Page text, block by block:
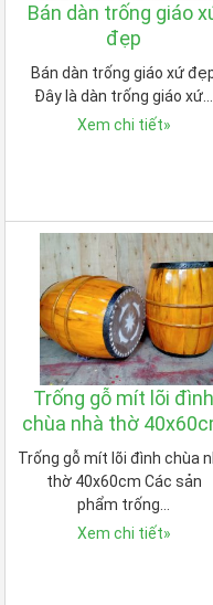
Bán dàn trống giáo
đẹp
Bán dàn trống giáo xứ
Đây là dàn trống giáo xứ…
Xem chi tiết»
Trống gỗ mít lõi đình
chùa nhà thờ
Trống gỗ mít lõi đình chùa
thờ 40x60cm Các sản
phẩm trống…
Xem chi tiết»